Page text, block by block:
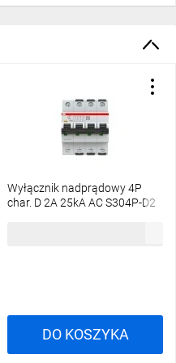
Wyłącznik nadprądowy 4P
char. D 2A 25kA AC S304P-D2
DO KOSZYKA